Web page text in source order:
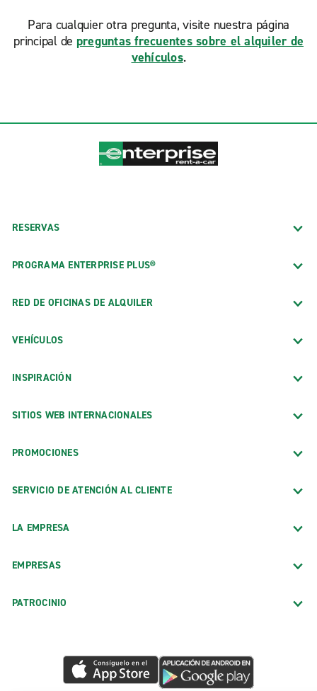
Para cualquier otra pregunta, visite nuestra página
principal de preguntas frecuentes sobre el alquiler de
vehículos.
RESERVAS
PROGRAMA ENTERPRISE PLUS®
RED DE OFICINAS DE ALQUILER
VEHÍCULOS
INSPIRACIÓN
SITIOS WEB INTERNACIONALES
PROMOCIONES
SERVICIO DE ATENCIÓN AL CLIENTE
LA EMPRESA
EMPRESAS
PATROCINIO